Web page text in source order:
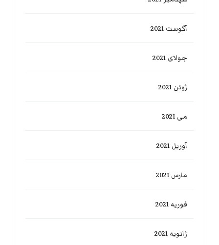
آگوست 2021
جولای 2021
ژوئن 2021
می 2021
آوریل 2021
مارس 2021
فوریه 2021
ژانویه 2021